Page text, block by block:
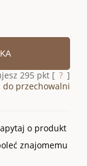
295 pkt [ ? ]
do przechowalni
o produkt
znajomemu